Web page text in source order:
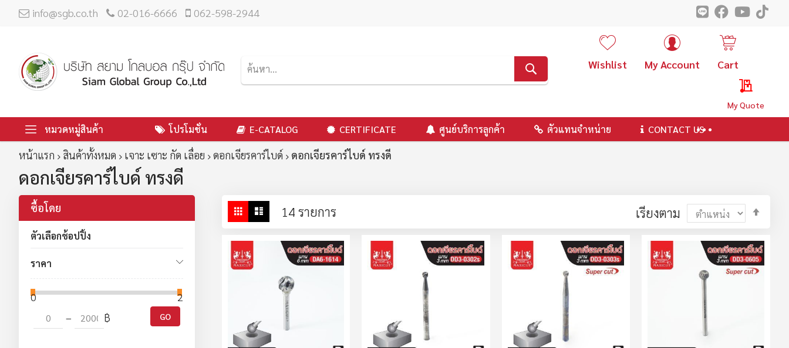
info@sgb.co.th 02-016-6666 062-598-2944
My Quote
Wishlist My Account Cart
หมวดหมู่สินค้า โปรโมชั่น E-CATALOG CERTIFICATE ศูนย์บริการลูกค้า ตัวแทนจำหน่าย CONTACT US
หน้าแรก สินค้าทั้งหมด เจาะ เซาะ กัด เลื่อย ดอกเจียรคาร์ไบด์ ดอกเจียรคาร์ไบด์ ทรงดี
ดอกเจียรคาร์ไบด์ ทรงดี
ใน
มุม
มอง
ตาราง รายการ
14 รายการ เรียงตาม
ตาม
ซื้อโดย
ตัวเลือกช้อปปิ้ง
ราคา
0
2000
–
฿ GO